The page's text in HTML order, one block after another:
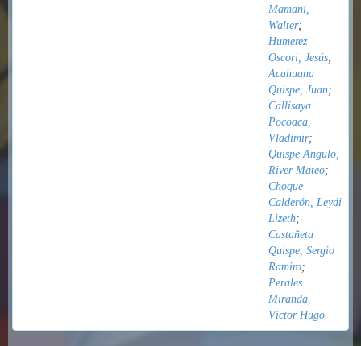
Mamani,
Walter;
Humerez
Oscori, Jesús;
Acahuana
Quispe, Juan;
Callisaya
Pocoaca,
Vladimir;
Quispe Angulo,
River Mateo;
Choque
Calderón, Leydi
Lizeth;
Castañeta
Quispe, Sergio
Ramiro;
Perales
Miranda,
Víctor Hugo